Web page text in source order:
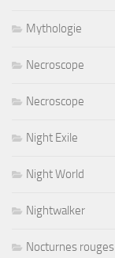
Mythologie
Necroscope
Necroscope
Night Exile
Night World
Nightwalker
Nocturnes rouges